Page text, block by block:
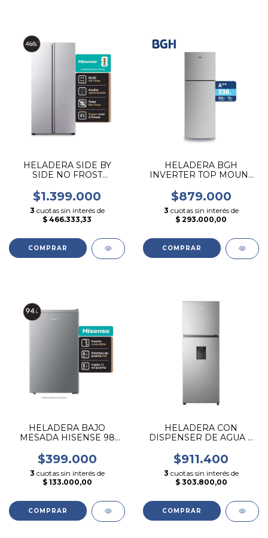
HELADERA SIDE BY
SIDE NO FROST
$1.399.000
3 cuotas sin interés de
$ 466.333,33
HELADERA BGH
INVERTER TOP MOUNT
INOXIDABLE
$879.000
3 cuotas sin interés de
$ 293.000,00
HELADERA BAJO
MESADA HISENSE 98
$399.000
3 cuotas sin interés de
$ 133.000,00
HELADERA CON
DISPENSER DE AGUA Y
INVERTER
$911.400
3 cuotas sin interés de
$ 303.800,00